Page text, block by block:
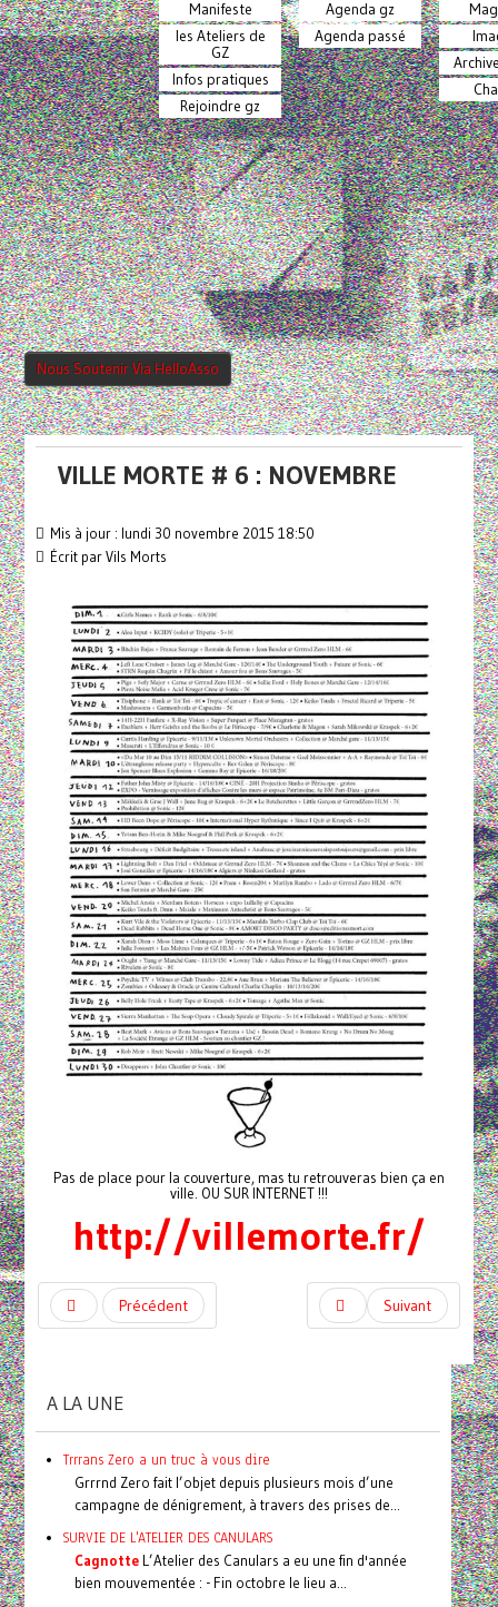
Manifeste
les Ateliers de
GZ
Infos pratiques
Rejoindre gz
Agenda gz
Agenda passé
Nous Soutenir Via HelloAsso
VILLE MORTE # 6 : NOVEMBRE
Mis à jour : lundi 30 novembre 2015 18:50
Écrit parVils Morts
Pas de place pour la couverture, mas tu retrouveras bien ça en
ville. OU SUR INTERNET !!!
http://villemorte.fr/
Précédent Suivant
A LA UNE
Trrrans Zero a un truc à vous dire
Grrrnd Zero fait l’objet depuis plusieurs mois d’une
campagne de dénigrement, à travers des prises de...
SURVIE DE L'ATELIER DES CANULARS
CagnotteL’Atelier des Canulars a eu une fin d'année
bien mouvementée : - Fin octobre le lieu a...